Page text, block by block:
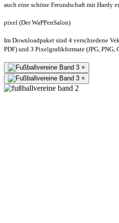
auch eine schöne Freundschaft mit Hardy
pixel (Der WaPPenSalon)
Im Downloadpaket sind 4 verschiedene
PDF) und 3 Pixelgrafikformate (JPG, PNG,
×
×